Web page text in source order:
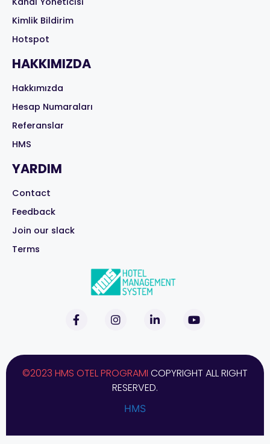
Kimlik Bildirim
Hotspot
HAKKIMIZDA
Hakkımızda
Hesap Numaraları
Referanslar
HMS
YARDIM
Contact
Feedback
Join our slack
Terms
©2023 HMS OTEL PROGRAMI COPYRIGHT ALL RIGHT
RESERVED.
HMS